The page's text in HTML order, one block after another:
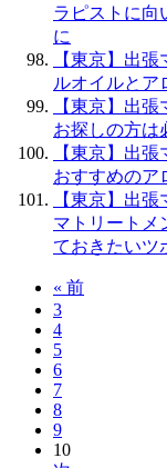
ラピストに向
に
【東京】出
ルオイルとア
【東京】出
お探しの方は
【東京】出
おすすめのア
【東京】出
マトリートメ
ておきたいツ
« 前
3
4
5
6
7
8
9
10